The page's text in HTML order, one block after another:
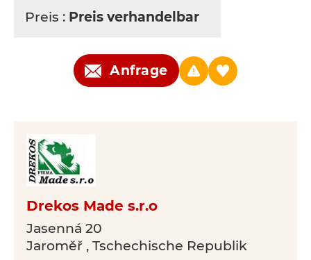
Preis : Preis verhandelbar
Anfrage
Drekos Made s.r.o
Jasenná 20
Jaroměř , Tschechische Republik